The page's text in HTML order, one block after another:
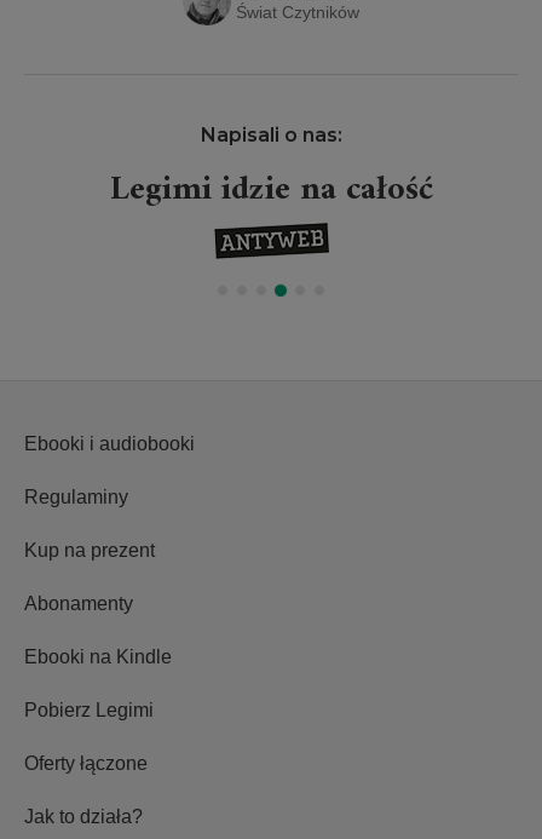
Świat Czytników
Napisali o nas:
Legimi idzie na całość
Ebooki i audiobooki
Regulaminy
Kup na prezent
Abonamenty
Ebooki na Kindle
Pobierz Legimi
Oferty łączone
Jak to działa?